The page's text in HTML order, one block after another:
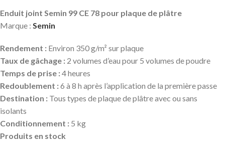
Enduit joint Semin 99 CE 78 pour plaque de plâtre
Marque : Semin
Rendement : Environ 350 g/m² sur plaque
Taux de gâchage : 2 volumes d’eau pour 5 volumes de poudre
Temps de prise :4 heures
Redoublement :6 à 8 h après l’application de la première passe
Destination : Tous types de plaque de plâtre avec ou sans
isolants
Conditionnement : 5 kg
Produits en stock